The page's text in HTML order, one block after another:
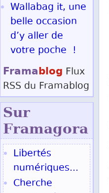
Wallabag it, une
belle occasion
d’y aller de
votre poche !
Framablog Flux
RSS du Framablog
Sur
Framagora
Libertés
numériques...
Cherche